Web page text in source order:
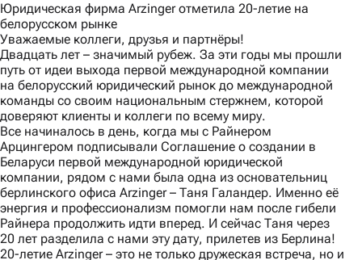
Юридическая фирма Arzinger отметила 20-летие на
белорусском рынке
Уважаемые коллеги, друзья и партнёры!
Двадцать лет – значимый рубеж. За эти годы мы прошли
путь от идеи выхода первой международной компании
на белорусский юридический рынок до международной
команды со своим национальным стержнем, которой
доверяют клиенты и коллеги по всему миру.
Все начиналось в день, когда мы с Райнером
Арцингером подписывали Соглашение о создании в
Беларуси первой международной юридической
компании, рядом с нами была одна из основательниц
берлинского офиса Arzinger – Таня Галандер. Именно её
энергия и профессионализм помогли нам после гибели
Райнера продолжить идти вперед. И сейчас Таня через
20 лет разделила с нами эту дату, прилетев из Берлина!
20-летие Arzinger – это не только дружеская встреча, но и